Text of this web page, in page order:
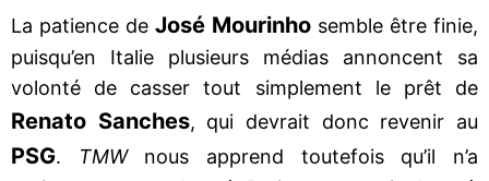
La patience de José Mourinho semble être finie,
puisqu’en Italie plusieurs médias annoncent sa
volonté de casser tout simplement le prêt de
Renato Sanches, qui devrait donc revenir au
PSG. TMWnous apprend toutefois qu’il n’a